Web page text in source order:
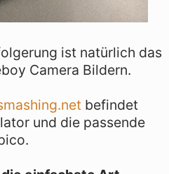
ist natürlich das
Camera Bildern.
befindet
und die passende